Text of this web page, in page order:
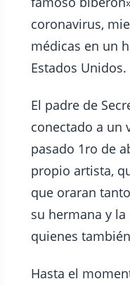
coronavirus,
médicas en un
Estados Unidos.
El padre de
conectado a un
pasado 1ro de
propio artista,
que oraran
su hermana y la
quienes
Hasta el